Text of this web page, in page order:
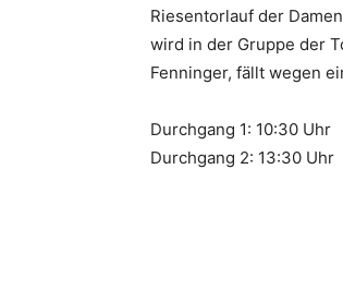
Riesentorlauf der
wird in der Gruppe der
Fenninger, fällt wegen
Durchgang 1: 10:30 Uhr
Durchgang 2: 13:30 Uhr